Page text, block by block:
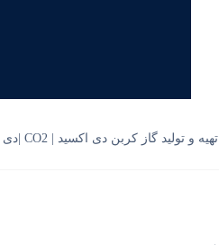
تهیه و تولید گاز کربن دی اکسید | CO2 |دی اکسید کربن